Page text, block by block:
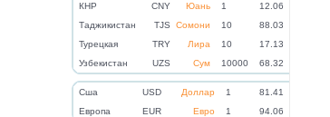
КНР
CNY Юань 1
12.06
Таджикистан
TJS Сомони 10
88.03
Турецкая
TRY Лира 10
17.13
Узбекистан
UZS Сум 10000 68.32
Cша USD Доллар 1
81.41
Eвропа
EUR Евро 1 94.06